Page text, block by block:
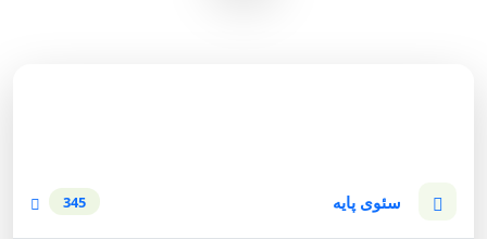
سئوی پایه 345